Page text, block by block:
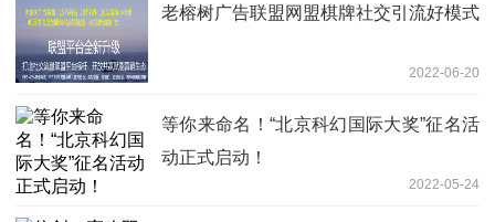
老榕树广告联盟网盟棋牌社交引流好模式
2022-06-20
等你来命名！“北京科幻国际大奖”征名活
动正式启动！
2022-05-24